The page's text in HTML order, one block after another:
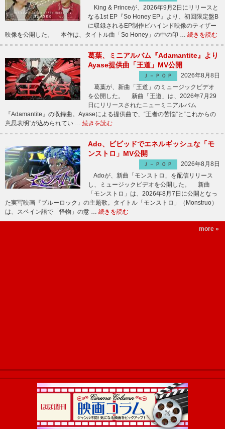
King & Princeが、2026年9月2日にリリースと
なる1st EP『So Honey EP』より、初回限定盤B
に収録されるEP制作ビハインド映像のティザー
映像を公開した。 本作は、タイトル曲「So Honey」の中の印 … 続きを読む
葛葉、ミニアルバム『Adamantite』より
Ayase提供曲「王道」MV公開
Ｊ－ＰＯＰ
2026年8月8日
葛葉が、新曲「王道」のミュージックビデオ
を公開した。 新曲「王道」は、2026年7月29
日にリリースされたニューミニアルバム
『Adamantite』の収録曲。Ayaseによる提供曲で、“王者の苦悩”と“これからの
意思表明”が込められてい … 続きを読む
Ado、ビビッドでエネルギッシュな「モ
ンストロ」MV公開
Ｊ－ＰＯＰ
2026年8月8日
Adoが、新曲「モンストロ」を配信リリース
し、ミュージックビデオを公開した。 新曲
「モンストロ」は、2026年8月7日に公開となっ
た実写映画『ブルーロック』の主題歌。タイトル「モンストロ」（Monstruo）
は、スペイン語で「怪物」の意 … 続きを読む
more »